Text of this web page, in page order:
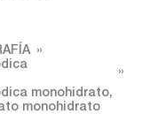
monohidrato,
monohidrato